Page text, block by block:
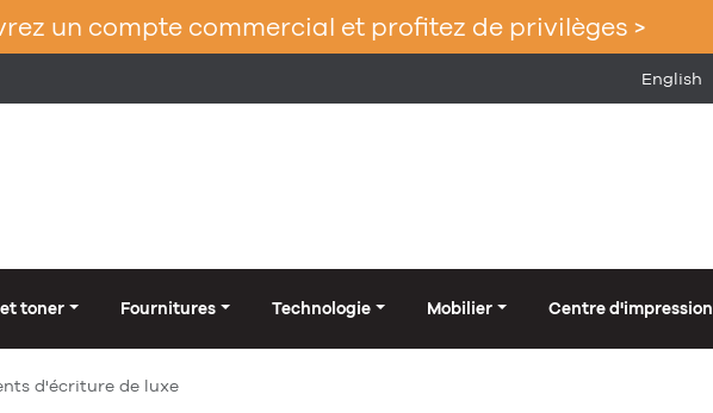
un compte commercial et profitez de privilèges >
English
toner Fournitures Technologie Mobilier Centre d'impression
d'écriture de luxe